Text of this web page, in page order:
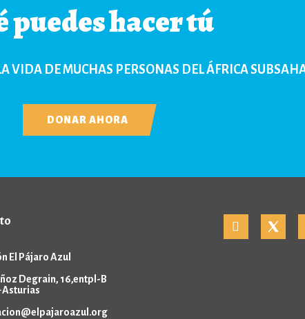
puedes hacer tú
VIDA DE MUCHAS PERSONAS DEL ÁFRICA
DONAR AHORA
El Pájaro Azul
Degrain, 16,entpl-B
Asturias